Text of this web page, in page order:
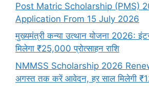
Post Matric Scholarship (PMS)
Application From 15 July 2026
मुख्यमंत्री कन्या उत्थान योजना 2026:
मिलेगा ₹25,000 प्रोत्साहन राशि
NMMSS Scholarship 2026
अगस्त तक करें आवेदन, हर साल मिलेगी